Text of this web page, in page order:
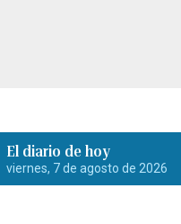
El diario de hoy
viernes, 7 de agosto de 2026